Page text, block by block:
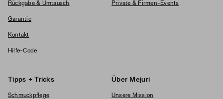
Rückgabe & Umtausch
Garantie
Kontakt
Hilfe-Code
Private & Firmen-Events
Tipps + Tricks
Schmuckpflege
Über Mejuri
Unsere Mission